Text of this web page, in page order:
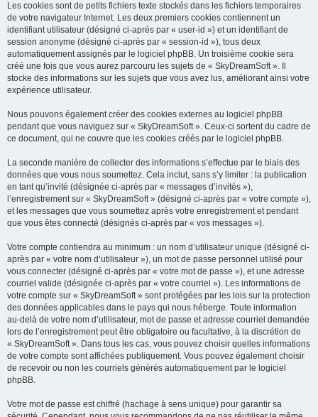
Les cookies sont de petits fichiers texte stockés dans les fichiers temporaires
de votre navigateur Internet. Les deux premiers cookies contiennent un
identifiant utilisateur (désigné ci-après par « user-id ») et un identifiant de
session anonyme (désigné ci-après par « session-id »), tous deux
automatiquement assignés par le logiciel phpBB. Un troisième cookie sera
créé une fois que vous aurez parcouru les sujets de « SkyDreamSoft ». Il
stocke des informations sur les sujets que vous avez lus, améliorant ainsi votre
expérience utilisateur.
Nous pouvons également créer des cookies externes au logiciel phpBB
pendant que vous naviguez sur « SkyDreamSoft ». Ceux-ci sortent du cadre de
ce document, qui ne couvre que les cookies créés par le logiciel phpBB.
La seconde manière de collecter des informations s’effectue par le biais des
données que vous nous soumettez. Cela inclut, sans s’y limiter : la publication
en tant qu’invité (désignée ci-après par « messages d’invités »),
l’enregistrement sur « SkyDreamSoft » (désigné ci-après par « votre compte »),
et les messages que vous soumettez après votre enregistrement et pendant
que vous êtes connecté (désignés ci-après par « vos messages »).
Votre compte contiendra au minimum : un nom d’utilisateur unique (désigné ci-
après par « votre nom d’utilisateur »), un mot de passe personnel utilisé pour
vous connecter (désigné ci-après par « votre mot de passe »), et une adresse
courriel valide (désignée ci-après par « votre courriel »). Les informations de
votre compte sur « SkyDreamSoft » sont protégées par les lois sur la protection
des données applicables dans le pays qui nous héberge. Toute information
au-delà de votre nom d’utilisateur, mot de passe et adresse courriel demandée
lors de l’enregistrement peut être obligatoire ou facultative, à la discrétion de
« SkyDreamSoft ». Dans tous les cas, vous pouvez choisir quelles informations
de votre compte sont affichées publiquement. Vous pouvez également choisir
de recevoir ou non les courriels générés automatiquement par le logiciel
phpBB.
Votre mot de passe est chiffré (hachage à sens unique) pour garantir sa